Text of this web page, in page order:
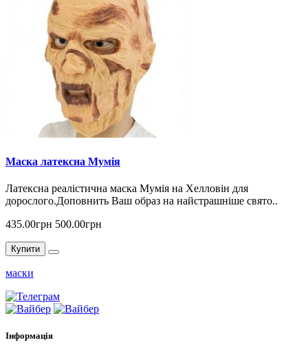
Маска латексна Мумія
Латексна реалістична маска Мумія на Хелловін для
дорослого.Доповнить Ваш образ на найстрашніше свято..
435.00грн 500.00грн
Купити
маски
Інформація